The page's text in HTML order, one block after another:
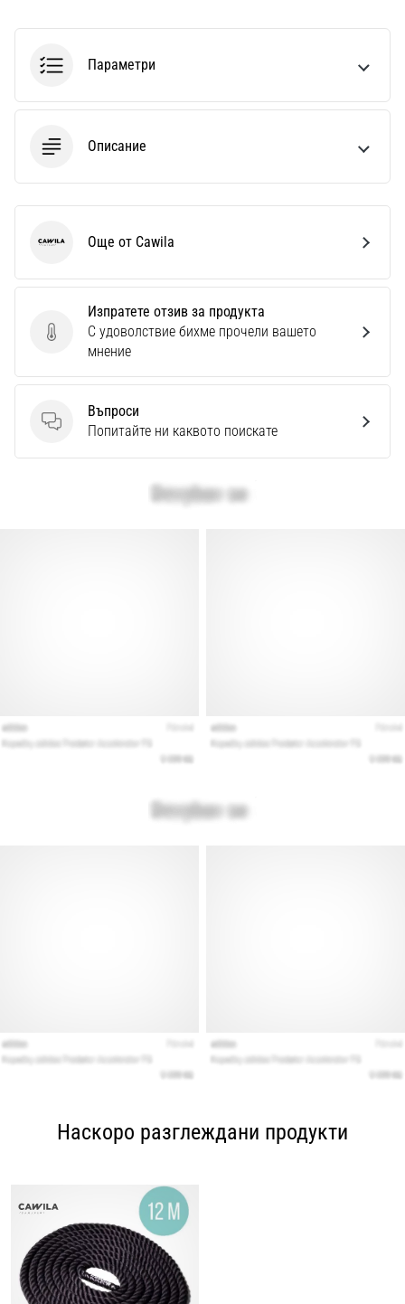
Параметри
Описание
Изпратете отзив за продукта
Изпратете отзив за продукта
С удоволствие бихме прочели вашето
мнение
Въпроси
Въпроси
Попитайте ни каквото поискате
Cawila Още от Cawila
Наскоро разглеждани продукти